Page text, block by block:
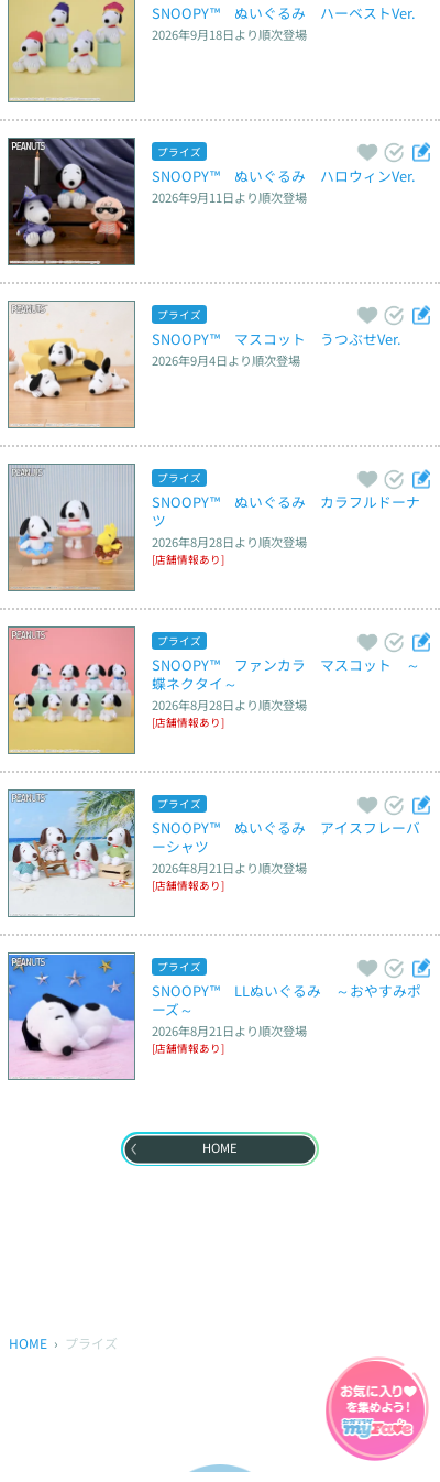
SNOOPY™　ぬいぐるみ　ハーベストVer.
2026年9月18日より順次登場
プライズ
SNOOPY™　ぬいぐるみ　ハロウィンVer.
2026年9月11日より順次登場
プライズ
SNOOPY™　マスコット　うつぶせVer.
2026年9月4日より順次登場
プライズ
SNOOPY™　ぬいぐるみ　カラフルドーナ
ツ
2026年8月28日より順次登場
[店舗情報あり]
プライズ
SNOOPY™　ファンカラ　マスコット　～
蝶ネクタイ～
2026年8月28日より順次登場
[店舗情報あり]
プライズ
SNOOPY™　ぬいぐるみ　アイスフレーバ
ーシャツ
2026年8月21日より順次登場
[店舗情報あり]
プライズ
SNOOPY™　LLぬいぐるみ　～おやすみポ
ーズ～
2026年8月21日より順次登場
[店舗情報あり]
HOME
HOME プライズ